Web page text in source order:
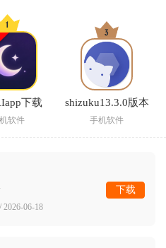
下载
软件
shizuku13.3.0版本
手机软件
06-18
下载